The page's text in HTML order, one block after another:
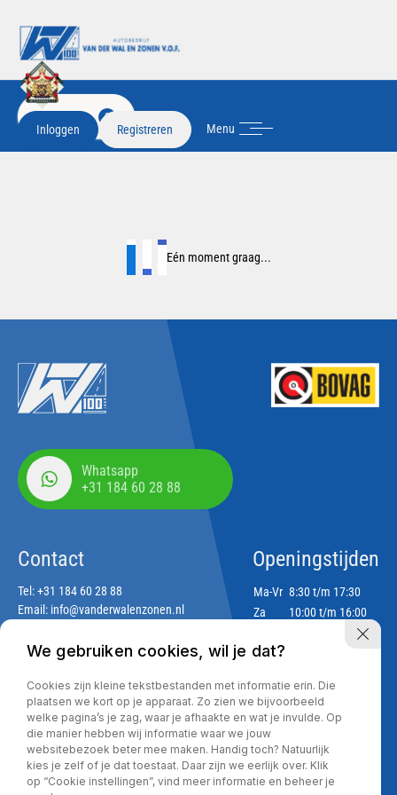
Inloggen Registreren Menu
2
Eén moment graag...
Whatsapp
+31 184 60 28 88
Contact
Tel:+31 184 60 28 88
Email: info@vanderwalenzonen.nl
Adres
Lekdijk 188
2967 GJ Langerak
Openingstijden
Ma-Vr 8:30 t/m 17:30
Za
10:00 t/m 16:00
Privacy policy
We gebruiken cookies, wil je dat?
Cookies zijn kleine tekstbestanden met informatie erin. Die
plaatsen we kort op je apparaat. Zo zien we bijvoorbeeld
welke pagina’s je zag, waar je afhaakte en wat je invulde. Op
die manier hebben wij informatie waar we jouw
websitebezoek beter mee maken. Handig toch? Natuurlijk
kies je zelf of je dat toestaat. Daar zijn we eerlijk over. Klik
op “Cookie instellingen”, vind meer informatie en beheer je